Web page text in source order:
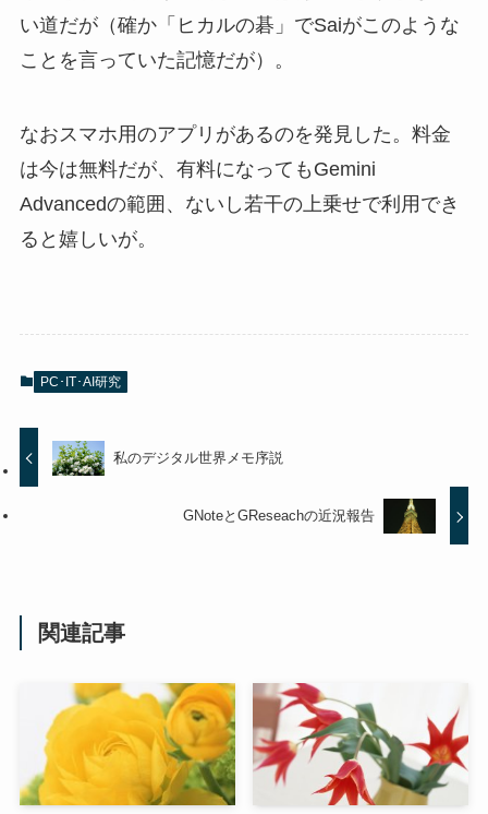
い道だが（確か「ヒカルの碁」でSaiがこのような
ことを言っていた記憶だが）。
なおスマホ用のアプリがあるのを発見した。料金
は今は無料だが、有料になってもGemini
Advancedの範囲、ないし若干の上乗せで利用でき
ると嬉しいが。
PC･IT･AI研究
私のデジタル世界メモ序説
GNoteとGReseachの近況報告
関連記事